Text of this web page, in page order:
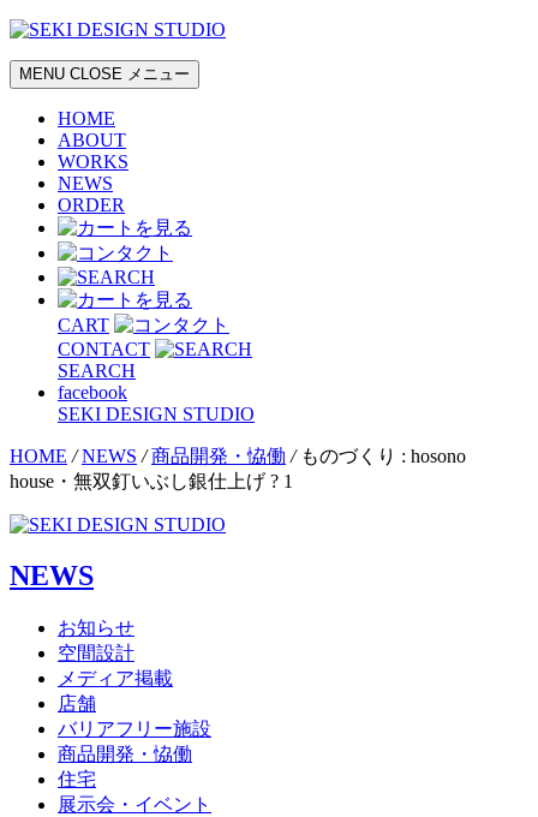
MENU CLOSE メニュー
HOME
ABOUT
WORKS
NEWS
ORDER
CART
CONTACT
SEARCH
facebook
SEKI DESIGN STUDIO
HOME / NEWS / 商品開発・恊働 / ものづくり : hosono
house・無双釘いぶし銀仕上げ ? 1
NEWS
お知らせ
空間設計
メディア掲載
店舗
バリアフリー施設
商品開発・恊働
住宅
展示会・イベント